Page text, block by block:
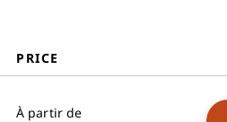
PRICE
À partir de